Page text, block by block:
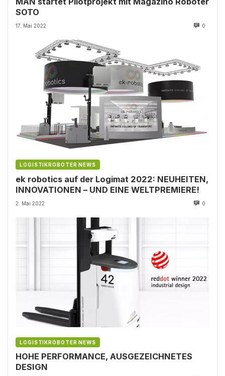
SOTO
17. Mai 2022 0
LOGISTIKROBOTER NEWS
ek robotics auf der Logimat 2022: NEUHEITEN,
INNOVATIONEN – UND EINE WELTPREMIERE!
2. Mai 2022 0
LOGISTIKROBOTER NEWS
HOHE PERFORMANCE, AUSGEZEICHNETES
DESIGN